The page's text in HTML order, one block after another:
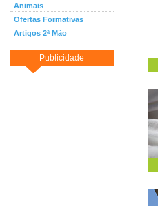
Animais
Ofertas Formativas
Artigos 2ª Mão
Publicidade